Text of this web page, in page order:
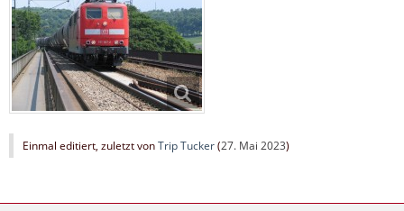
Einmal editiert, zuletzt vonTrip Tucker(27. Mai 2023)